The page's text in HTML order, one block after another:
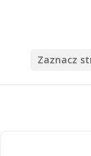
Zaznacz